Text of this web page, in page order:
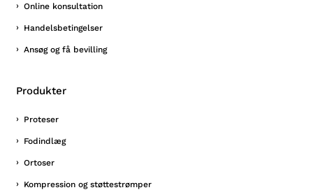
Online konsultation
Handelsbetingelser
Ansøg og få bevilling
Produkter
Proteser
Fodindlæg
Ortoser
Kompression og støttestrømper